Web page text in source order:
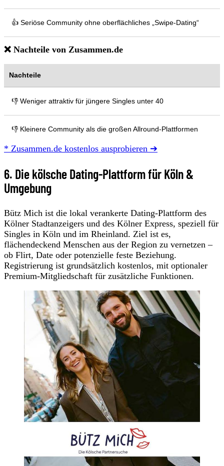
👍 Seriöse Community ohne oberflächliches „Swipe-Dating“
❌ Nachteile von Zusammen.de
Nachteile
👎 Weniger attraktiv für jüngere Singles unter 40
👎 Kleinere Community als die großen Allround-Plattformen
* Zusammen.de kostenlos ausprobieren ➔
6. Die kölsche Dating-Plattform für Köln &
Umgebung
Bütz Mich ist die lokal verankerte Dating-Plattform des
Kölner Stadtanzeigers und des Kölner Express, speziell für
Singles in Köln und im Rheinland. Ziel ist es,
flächendeckend Menschen aus der Region zu vernetzen –
ob Flirt, Date oder potenzielle feste Beziehung.
Registrierung ist grundsätzlich kostenlos, mit optionaler
Premium-Mitgliedschaft für zusätzliche Funktionen.